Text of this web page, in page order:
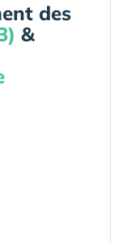
des
&